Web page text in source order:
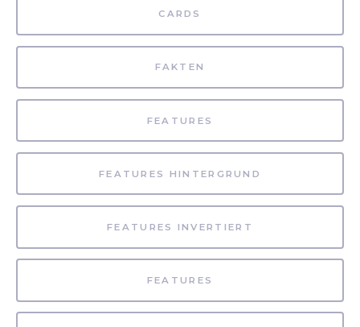
CARDS
FAKTEN
FEATURES
FEATURES HINTERGRUND
FEATURES INVERTIERT
FEATURES